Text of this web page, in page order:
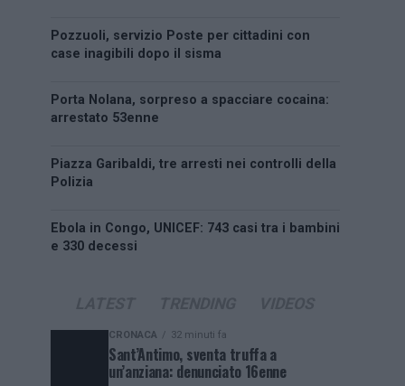
Pozzuoli, servizio Poste per cittadini con
case inagibili dopo il sisma
Porta Nolana, sorpreso a spacciare cocaina:
arrestato 53enne
Piazza Garibaldi, tre arresti nei controlli della
Polizia
Ebola in Congo, UNICEF: 743 casi tra i bambini
e 330 decessi
CRONACA 32 minuti fa
Sant’Antimo, sventa truffa a
un’anziana: denunciato 16enne